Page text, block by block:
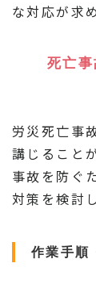
な対応が求
死亡
労災死亡事
講じること
事故を防ぐ
対策を検討
作業手順